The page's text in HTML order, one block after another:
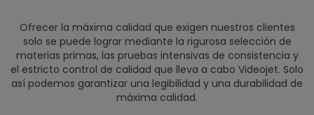
Ofrecer la máxima calidad que exigen nuestros clientes
solo se puede lograr mediante la rigurosa selección de
materias primas, las pruebas intensivas de consistencia y
el estricto control de calidad que lleva a cabo Videojet. Solo
así podemos garantizar una legibilidad y una durabilidad de
máxima calidad.